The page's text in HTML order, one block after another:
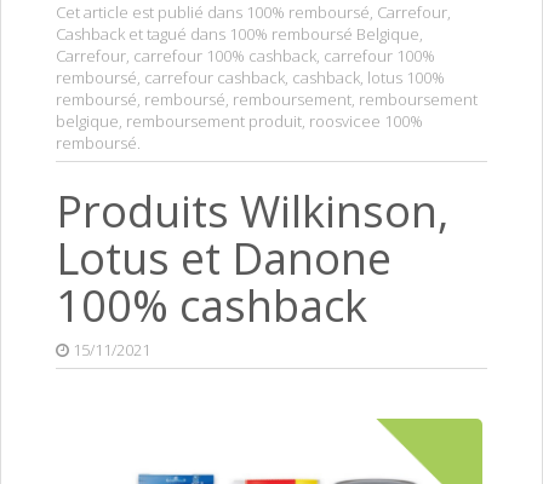
Cet article est publié dans 100% remboursé, Carrefour,
Cashback et tagué dans 100% remboursé Belgique,
Carrefour, carrefour 100% cashback, carrefour 100%
remboursé, carrefour cashback, cashback, lotus 100%
remboursé, remboursé, remboursement, remboursement
belgique, remboursement produit, roosvicee 100%
remboursé.
Produits Wilkinson,
Lotus et Danone
100% cashback
15/11/2021